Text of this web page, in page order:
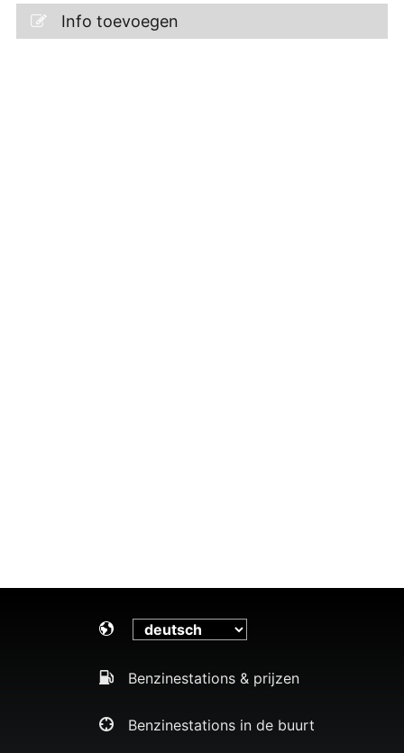
Info toevoegen
Benzinestations & prijzen
Benzinestations in de buurt